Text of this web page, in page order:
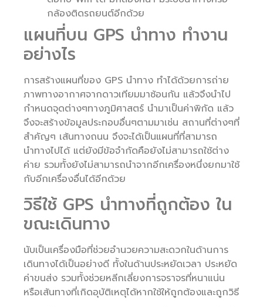
กล้องติดรถยนต์อีกด้วย
แผนที่บน GPS นำทาง ทำงาน
อย่างไร
การสร้างแผนที่ของ GPS นำทาง ทำได้ด้วยการถ่าย
ภาพทางอากาศจากดาวเทียมมาซ้อนกัน แล้วจึงนำไป
กำหนดจุดต่างๆทางภูมิศาสตร์ นำมาเป็นค่าพิกัด แล้ว
จึงจะสร้างข้อมูลประกอบอื่นๆตามมาเช่น สถานที่ต่างๆที่
สำคัญๆ เส้นทางถนน จึงจะได้เป็นแผนที่ที่สามารถ
นำทางไปได้ แต่ยังมีข้อจำกัดคือยังไม่สามารถใช้ต่าง
ค่าย รวมทั้งยังไม่สามารถนำจากอีกเครื่องหนึ่งยกมาใช้
กับอีกเครื่องอื่นได้อีกด้วย
วิธีใช้ GPS นำทางที่ถูกต้อง ใน
ขณะเดินทาง
นับเป็นเครื่องมือที่ช่วยอำนวยความสะดวกในด้านการ
เดินทางได้เป็นอย่างดี ทั้งในด้านประหยัดเวลา ประหยัด
ค่าขนส่ง รวมทั้งช่วยหลีกเลี่ยงการจราจรที่หนาแน่น
หรือเส้นทางที่เกิดอุบัติเหตุได้หากใช้ให้ถูกต้องและถูกวิธี